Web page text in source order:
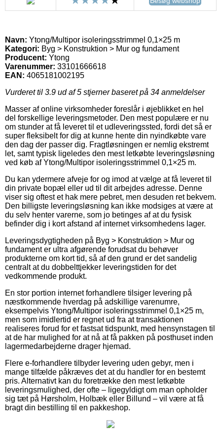
Navn: Ytong/Multipor isoleringsstrimmel 0,1×25 m
Kategori: Byg > Konstruktion > Mur og fundament
Producent: Ytong
Varenummer: 33101666618
EAN: 4065181002195
Vurderet til 3.9 ud af 5 stjerner baseret på 34 anmeldelser
Masser af online virksomheder foreslår i øjeblikket en hel
del forskellige leveringsmetoder. Den mest populære er nu
om stunder at få leveret til et udleveringssted, fordi det så er
super fleksibelt for dig at kunne hente din nyindkøbte vare
den dag der passer dig. Fragtløsningen er nemlig ekstremt
let, samt typisk ligeledes den mest letkøbte leveringsløsning
ved køb af Ytong/Multipor isoleringsstrimmel 0,1×25 m.
Du kan ydermere afveje for og imod at vælge at få leveret til
din private bopæl eller ud til dit arbejdes adresse. Denne
viser sig oftest et hak mere pebret, men desuden ret bekvem.
Den billigste leveringsløsning kan ikke modsiges at være at
du selv henter varerne, som jo betinges af at du fysisk
befinder dig i kort afstand af internet virksomhedens lager.
Leveringsdygtigheden på Byg > Konstruktion > Mur og
fundament er ultra afgørende forudsat du behøver
produkterne om kort tid, så af den grund er det sandelig
centralt at du dobbelttjekker leveringstiden for det
vedkommende produkt.
En stor portion internet forhandlere tilsiger levering på
næstkommende hverdag på adskillige varenumre,
eksempelvis Ytong/Multipor isoleringsstrimmel 0,1×25 m,
men som imidlertid er regnet ud fra at transaktionen
realiseres forud for et fastsat tidspunkt, med hensynstagen til
at de har mulighed for at nå at få pakken på posthuset inden
lagermedarbejderne drager hjemad.
Flere e-forhandlere tilbyder levering uden gebyr, men i
mange tilfælde påkræves det at du handler for en bestemt
pris. Alternativt kan du foretrække den mest letkøbte
leveringsmulighed, der ofte – ligegyldigt om man opholder
sig tæt på Hørsholm, Holbæk eller Billund – vil være at få
bragt din bestilling til en pakkeshop.